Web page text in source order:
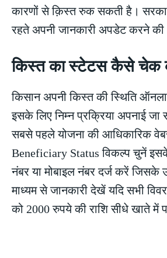
कारणों से क़िस्त रुक सकती है।
रहते अपनी जानकारी अपडेट करने की
किस्त का स्टेटस कैसे चेक
किसान अपनी किस्त की स्थिति
इसके लिए निम्न प्रक्रिया अपनाई
सबसे पहले योजना की आधिकारिक
Beneficiary Status विकल्प चुनें
नंबर या मोबाइल नंबर दर्ज करें जिसके
माध्यम से जानकारी देखें यदि सभी
को 2000 रुपये की राशि सीधे खाते में